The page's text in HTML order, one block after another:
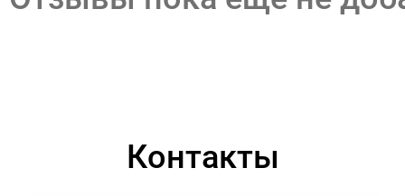
Контакты